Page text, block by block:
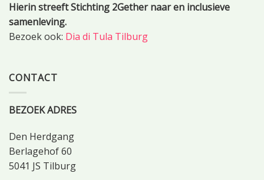
Hierin streeft Stichting 2Gether naar en inclusieve
samenleving.
Bezoek ook: Dia di Tula Tilburg
CONTACT
BEZOEK ADRES
Den Herdgang
Berlagehof 60
5041 JS Tilburg